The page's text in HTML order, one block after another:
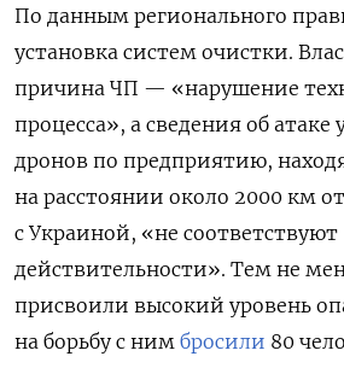
По данным регионального
установка систем очистки.
причина ЧП — «нарушение
процесса», а сведения об атаке
дронов по предприятию,
на расстоянии около 2000 км
с Украиной, «не соответствуют
действительности». Тем не
присвоили высокий уровень
на борьбу с ним бросили 80